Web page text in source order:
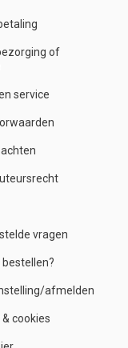
of
service
vragen
afmelden
cookies